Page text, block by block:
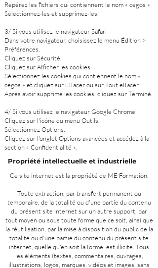
Repérez les fichiers qui contiennent le nom « cegos »
Sélectionnez-les et supprimez-les.
3/ Si vous utilisez le navigateur Safari
Dans votre navigateur, choisissez le menu Édition >
Préférences.
Cliquez sur Sécurité.
Cliquez sur Afficher les cookies.
Sélectionnez les cookies qui contiennent le nom «
cegos » et cliquez sur Effacer ou sur Tout effacer.
Après avoir supprimé les cookies, cliquez sur Terminé.
4/ Si vous utilisez le navigateur Google Chrome
Cliquez sur l'icône du menu Outils.
Sélectionnez Options.
Cliquez sur l'onglet Options avancées et accédez à la
section « Confidentialité ».
Propriété intellectuelle et industrielle
Ce site internet est la propriété de ME Formation.
Toute extraction, par transfert permanent ou
temporaire, de la totalité ou d'une partie du contenu
du présent site internet sur un autre support, par
tout moyen ou sous toute forme que ce soit, ainsi que
la réutilisation, par la mise à disposition du public de la
totalité ou d'une partie du contenu du présent site
internet, quelle qu'en soit la forme, est illicite. Tous
les éléments (textes, commentaires, ouvrages,
illustrations, logos, marques, vidéos et images, sans